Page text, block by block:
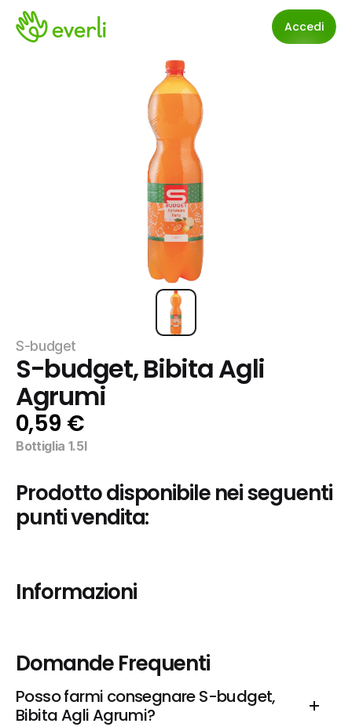
Accedi
S-budget
S-budget, Bibita Agli
Agrumi
0,59 €
Bottiglia 1.5l
Prodotto disponibile nei seguenti
punti vendita:
Informazioni
Domande Frequenti
Posso farmi consegnare S-budget,
Bibita Agli Agrumi?